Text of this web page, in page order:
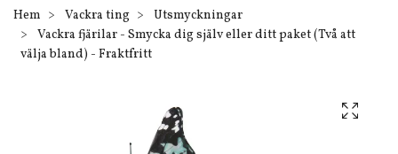
Hem Vackra ting
Utsmyckningar
Vackra fjärilar - Smycka dig själv eller ditt paket (Två att
välja bland) - Fraktfritt